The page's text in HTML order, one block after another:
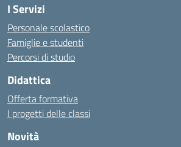
I Servizi
Personale scolastico
Famiglie e studenti
Percorsi di studio
Didattica
Offerta formativa
I progetti delle classi
Novità